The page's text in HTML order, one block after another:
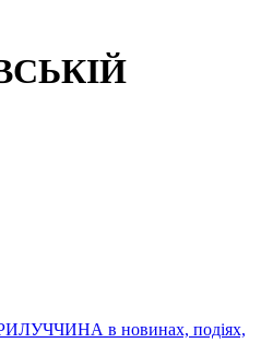
в новинах, подіях,